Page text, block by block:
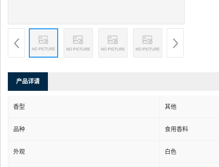
产品详请
香型 其他
品种 食用香料
外观 白色